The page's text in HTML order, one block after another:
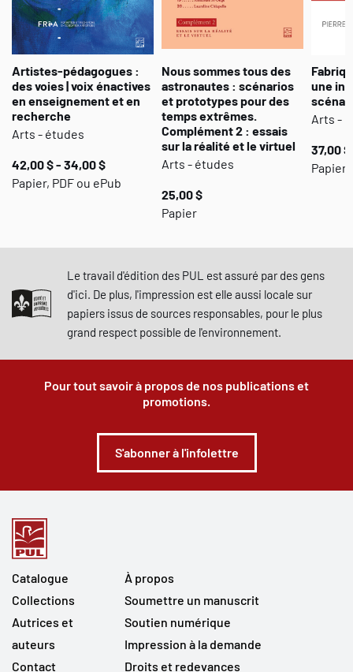
Artistes-pédagogues :
des voies | voix énactives
en enseignement et en
recherche
Arts - études
42,00 $ - 34,00 $
Papier, PDF ou ePub
Nous sommes tous des
astronautes : scénarios
et prototypes pour des
temps extrêmes.
Complément 2 : essais
sur la réalité et le virtuel
Arts - études
25,00 $
Papier
une
Arts -
37,00
Papier,
Le travail d'édition des PUL est assuré par des gens
d'ici. De plus, l'impression est elle aussi locale sur
papiers issus de sources responsables, pour le plus
grand respect possible de l'environnement.
Pour tout savoir à propos de nos publications et
promotions.
S'abonner à l'infolettre
Catalogue
Collections
Autrices et
auteurs
Contact
À propos
Soumettre un manuscrit
Soutien numérique
Impression à la demande
Droits et redevances